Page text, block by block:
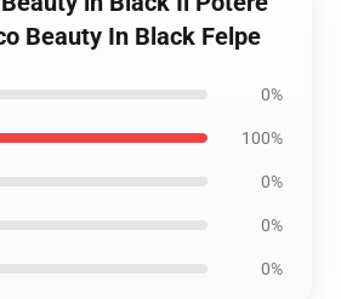
Beauty In Black Felpe
0%
100%
0%
0%
0%